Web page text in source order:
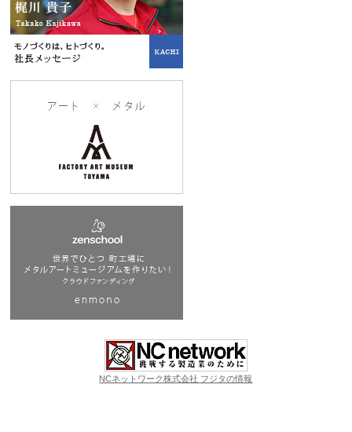
NCネットワーク株式会社 フジタの情報